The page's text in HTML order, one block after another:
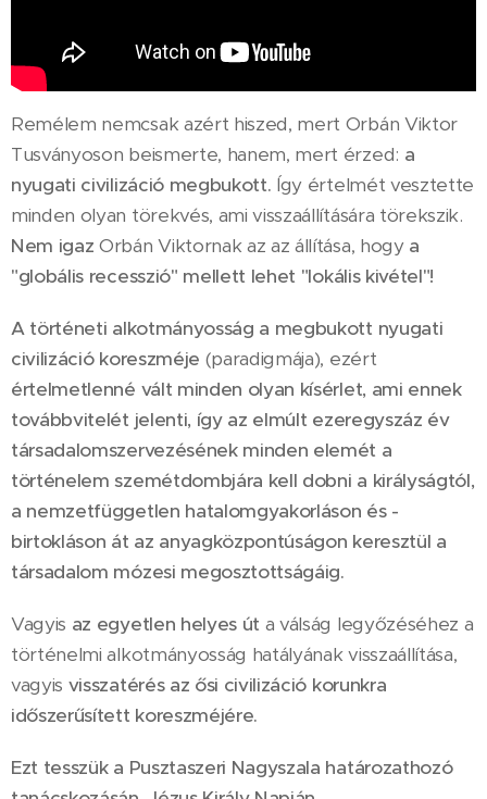
Remélem nemcsak azért hiszed, mert Orbán Viktor
Tusványoson beismerte, hanem, mert érzed: a
nyugati civilizáció megbukott. Így értelmét vesztette
minden olyan törekvés, ami visszaállítására törekszik.
Nem igaz Orbán Viktornak az az állítása, hogy a
"globális recesszió" mellett lehet "lokális kivétel"!
A történeti alkotmányosság a megbukott nyugati
civilizáció koreszméje (paradigmája), ezért
értelmetlenné vált minden olyan kísérlet, ami ennek
továbbvitelét jelenti, így az elmúlt ezeregyszáz év
társadalomszervezésének minden elemét a
történelem szemétdombjára kell dobni a királyságtól,
a nemzetfüggetlen hatalomgyakorláson és -
birtokláson át az anyagközpontúságon keresztül a
társadalom mózesi megosztottságáig.
Vagyis az egyetlen helyes út a válság legyőzéséhez a
történelmi alkotmányosság hatályának visszaállítása,
vagyis visszatérés az ősi civilizáció korunkra
időszerűsített koreszméjére.
Ezt tesszük a Pusztaszeri Nagyszala határozathozó